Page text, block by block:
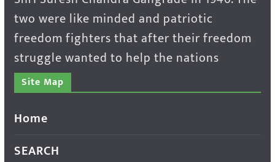
two were like minded and patriotic
freedom fighters that after their freedom
struggle wanted to help the nations
Site Map
Home
SEARCH